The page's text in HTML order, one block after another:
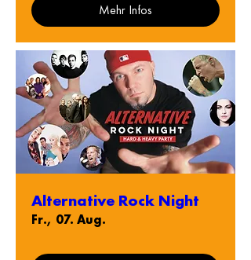
Mehr Infos
Alternative Rock Night
Fr., 07. Aug.